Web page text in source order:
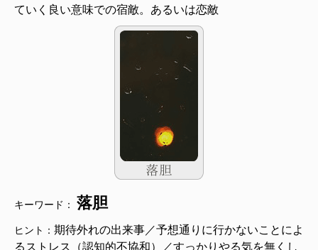
ていく良い意味での宿敵。あるいは恋敵
キーワード： 落胆
ヒント： 期待外れの出来事／予想通りに行かないことによ
るストレス（認知的不協和）／すっかりやる気を無くし